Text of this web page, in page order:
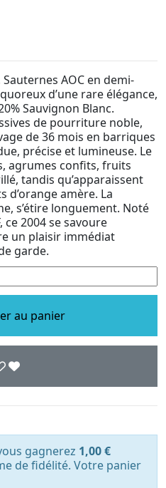
Sauternes AOC en demi-
d’une rare élégance,
Sauvignon Blanc.
de pourriture noble,
de 36 mois en barriques
précise et lumineuse. Le
agrumes confits, fruits
tandis qu’apparaissent
d’orange amère. La
s’étire longuement. Noté
ce 2004 se savoure
un plaisir immédiat
garde.
au panier
gagnerez 1,00 €
de fidélité. Votre panier